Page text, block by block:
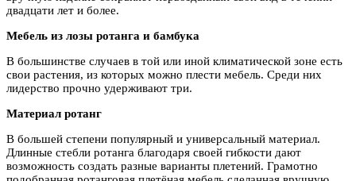
двадцати лет и более.
Мебель из лозы ротанга и бамбука
В большинстве случаев в той или иной климатической зоне есть
свои растения, из которых можно плести мебель. Среди них
лидерство прочно удерживают три.
Материал ротанг
В большей степени популярный и универсальный материал.
Длинные стебли ротанга благодаря своей гибкости дают
возможность создать разные варианты плетений. Грамотно